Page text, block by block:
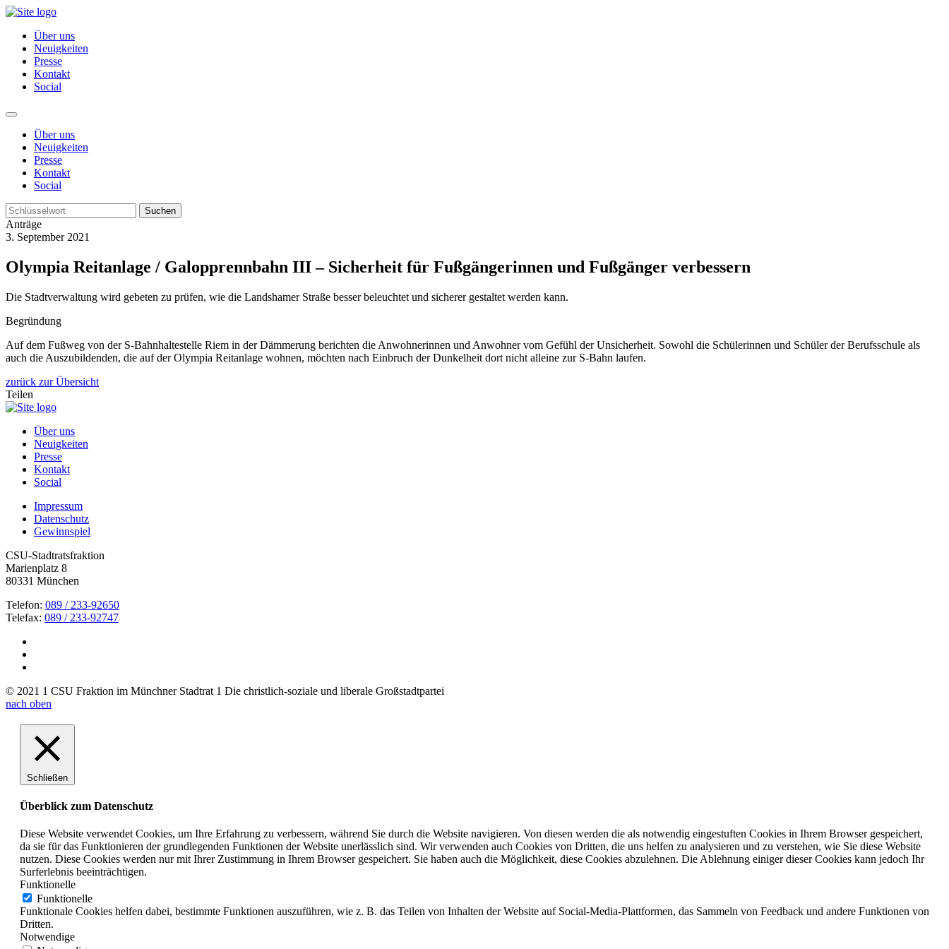
Über uns
Neuigkeiten
Presse
Kontakt
Social
Über uns
Neuigkeiten
Presse
Kontakt
Social
Suchen
Anträge
3. September 2021
Olympia Reitanlage / Galopprennbahn III – Sicherheit für Fußgängerinnen und Fußgänger verbessern
Die Stadtverwaltung wird gebeten zu prüfen, wie die Landshamer Straße besser beleuchtet und sicherer gestaltet werden kann.
Begründung
Auf dem Fußweg von der S-Bahnhaltestelle Riem in der Dämmerung berichten die Anwohnerinnen und Anwohner vom Gefühl der Unsicherheit. Sowohl die Schülerinnen und Schüler der Berufsschule als
auch die Auszubildenden, die auf der Olympia Reitanlage wohnen, möchten nach Einbruch der Dunkelheit dort nicht alleine zur S-Bahn laufen.
zurück zur Übersicht
Teilen
Über uns
Neuigkeiten
Presse
Kontakt
Social
Impressum
Datenschutz
Gewinnspiel
CSU-Stadtratsfraktion
Marienplatz 8
80331 München
Telefon: 089 / 233-92650
Telefax: 089 / 233-92747
© 2021 1 CSU Fraktion im Münchner Stadtrat 1 Die christlich-soziale und liberale Großstadtpartei
nach oben
Schließen
Überblick zum Datenschutz
Diese Website verwendet Cookies, um Ihre Erfahrung zu verbessern, während Sie durch die Website navigieren. Von diesen werden die als notwendig eingestuften Cookies in Ihrem Browser gespeichert,
da sie für das Funktionieren der grundlegenden Funktionen der Website unerlässlich sind. Wir verwenden auch Cookies von Dritten, die uns helfen zu analysieren und zu verstehen, wie Sie diese Website
nutzen. Diese Cookies werden nur mit Ihrer Zustimmung in Ihrem Browser gespeichert. Sie haben auch die Möglichkeit, diese Cookies abzulehnen. Die Ablehnung einiger dieser Cookies kann jedoch Ihr
Surferlebnis beeinträchtigen.
Funktionelle
Funktionelle
Funktionale Cookies helfen dabei, bestimmte Funktionen auszuführen, wie z. B. das Teilen von Inhalten der Website auf Social-Media-Plattformen, das Sammeln von Feedback und andere Funktionen von
Dritten.
Notwendige